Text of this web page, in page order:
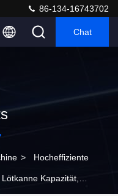
86-134-16743702
Chat
> Hocheffiziente
Kapazität,